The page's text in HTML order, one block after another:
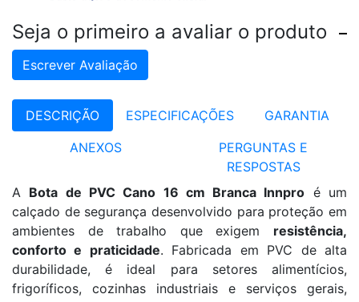
Seja o primeiro a avaliar o produto
Escrever Avaliação
DESCRIÇÃO ESPECIFICAÇÕES
GARANTIA
ANEXOS
PERGUNTAS E
RESPOSTAS
A Bota de PVC Cano 16 cm Branca Innpro é um
calçado de segurança desenvolvido para proteção em
ambientes de trabalho que exigem resistência,
conforto e praticidade. Fabricada em PVC de alta
durabilidade, é ideal para setores alimentícios,
frigoríficos, cozinhas industriais e serviços gerais,